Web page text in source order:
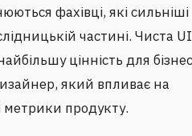
фахівці, які сильніші
частині. Чиста
цінність для
який впливає на
метрики продукту.